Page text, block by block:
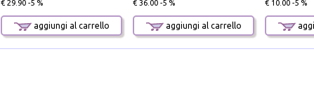
€ 29.90 -5 %
aggiungi al carrello
€ 36.00 -5 %
aggiungi al carrello
€ 10.00 -5 %